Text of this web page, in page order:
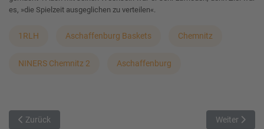
es, »die Spielzeit ausgeglichen zu verteilen«.
1RLH Aschaffenburg Baskets Chemnitz
NINERS Chemnitz 2 Aschaffenburg
Vorheriger Beitrag: Titans II starten mit kleinem Sachsenderby in
Zurück Nächster
Weiter